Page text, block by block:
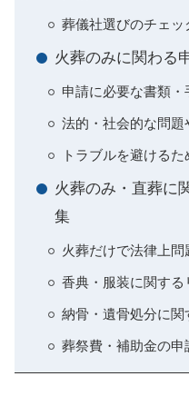
葬儀社選びのチェ
火葬のみに関わる
申請に必要な書類・
法的・社会的な問題
トラブルを避ける
火葬のみ・直葬に
集
火葬だけで法律上
香典・服装に関する
納骨・遺骨処分に
葬祭費・補助金の